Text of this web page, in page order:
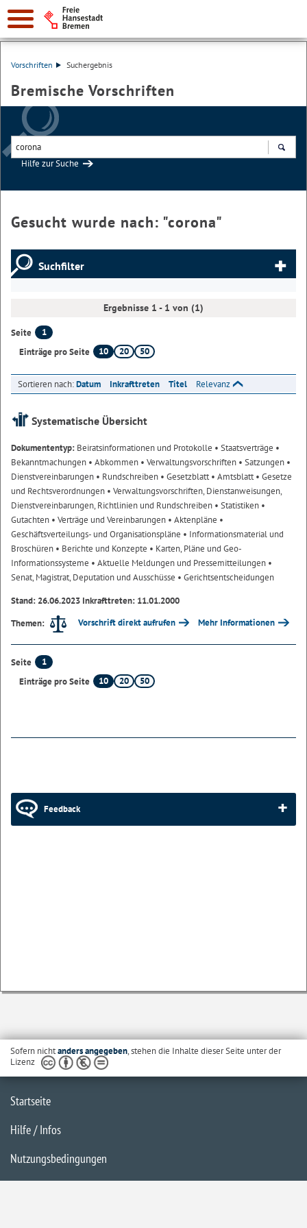
Vorschriften Suchergebnis
Bremische Vorschriften
Hilfe zur Suche
Gesucht wurde nach: "corona"
Suchfilter
Ergebnisse 1 - 1 von (1)
Seite
1
Einträge pro Seite
10 20 50
Sortieren nach:Datum Inkrafttreten Titel Relevanz
Systematische Übersicht
Dokumententyp: Beiratsinformationen und Protokolle • Staatsverträge •
Bekanntmachungen • Abkommen • Verwaltungsvorschriften • Satzungen •
Dienstvereinbarungen • Rundschreiben • Gesetzblatt• Amtsblatt• Gesetze
und Rechtsverordnungen • Verwaltungsvorschriften, Dienstanweisungen,
Dienstvereinbarungen, Richtlinien und Rundschreiben • Statistiken •
Gutachten • Verträge und Vereinbarungen • Aktenpläne •
Geschäftsverteilungs- und Organisationspläne • Informationsmaterial und
Broschüren • Berichte und Konzepte • Karten, Pläne und Geo-
Informationssysteme • Aktuelle Meldungen und Pressemitteilungen •
Senat, Magistrat, Deputation und Ausschüsse • Gerichtsentscheidungen
Stand: 26.06.2023 Inkrafttreten: 11.01.2000
Themen:
Vorschrift direkt aufrufen Mehr Informationen
Seite
1
Einträge pro Seite
10 20 50
Feedback
Sofern nichtanders angegeben, stehen die Inhalte dieser Seite unter der
Lizenz
Startseite
Hilfe / Infos
Nutzungsbedingungen